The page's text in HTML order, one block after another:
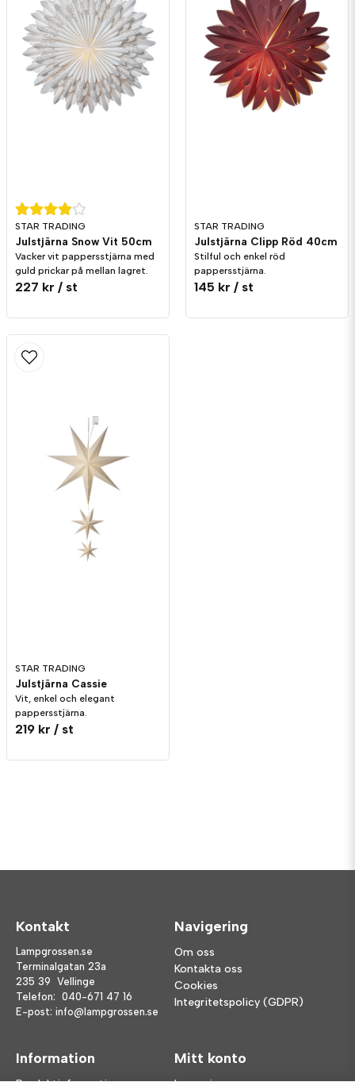
STAR TRADING
Julstjärna Snow Vit 50cm
Vacker vit pappersstjärna med
guld prickar på mellan lagret.
227 kr / st
STAR TRADING
Julstjärna Clipp Röd 40cm
Stilful och enkel röd
pappersstjärna.
145 kr / st
STAR TRADING
Julstjärna Cassie
Vit, enkel och elegant
pappersstjärna.
219 kr / st
Kontakt
Lampgrossen.se
Terminalgatan 23a
235 39 Vellinge
Telefon: 040-671 47 16
E-post: info@lampgrossen.se
Navigering
Om oss
Kontakta oss
Cookies
Integritetspolicy (GDPR)
Information Mitt konto